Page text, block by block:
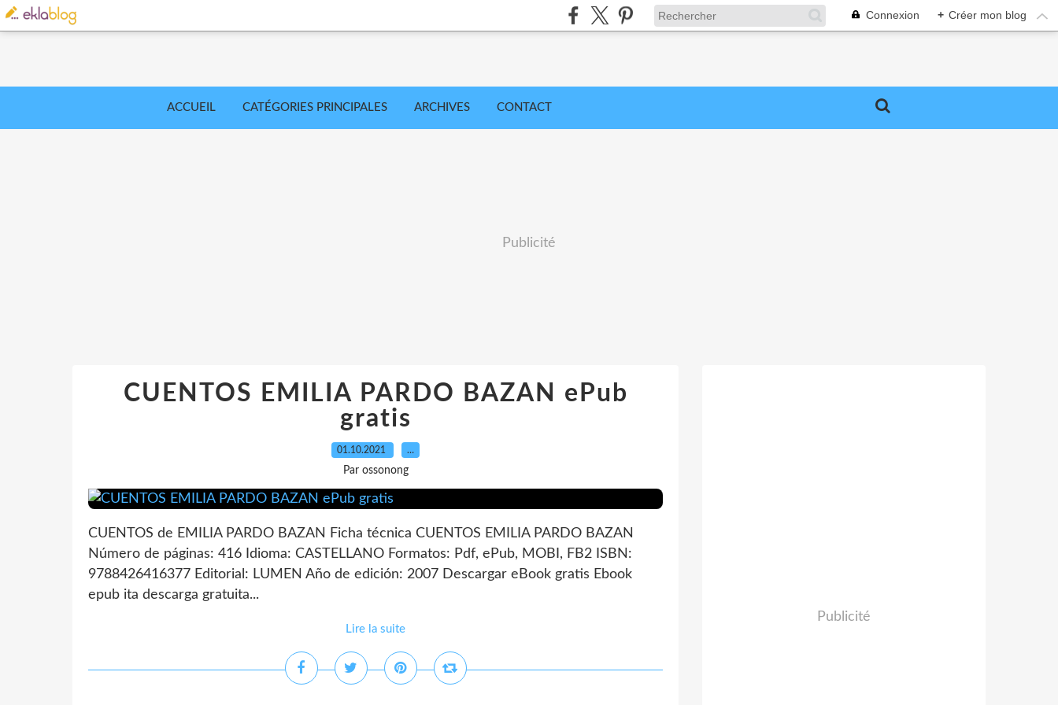
Connexion + Créer mon blog
ACCUEIL CATÉGORIES PRINCIPALES ARCHIVES CONTACT
Publicité
CUENTOS EMILIA PARDO BAZAN ePub
gratis
01.10.2021 …
Par ossonong
CUENTOS de EMILIA PARDO BAZAN Ficha técnica CUENTOS EMILIA PARDO BAZAN
Número de páginas: 416 Idioma: CASTELLANO Formatos: Pdf, ePub, MOBI, FB2 ISBN:
9788426416377 Editorial: LUMEN Año de edición: 2007 Descargar eBook gratis Ebook
epub ita descarga gratuita...
Lire la suite
Publicité